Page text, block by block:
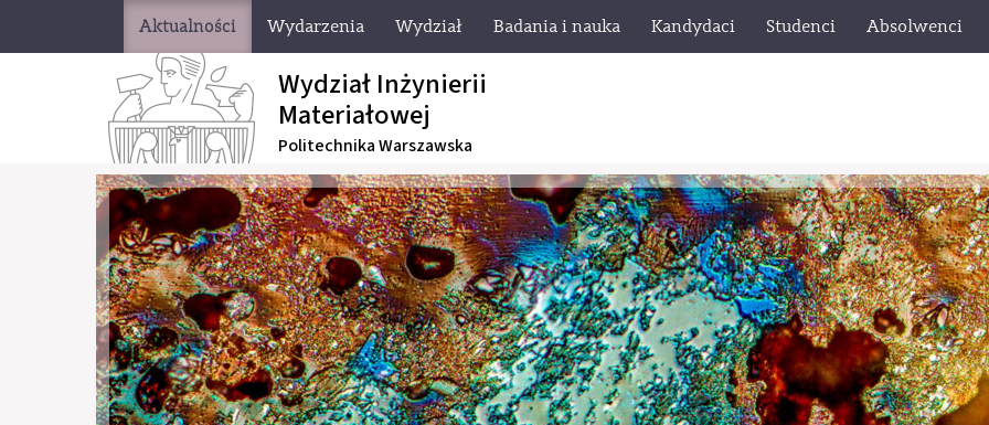
Aktualności Wydarzenia Wydział Badania i nauka Kandydaci Studenci Absolwenci
Wydział Inżynierii
Materiałowej
Politechnika Warszawska